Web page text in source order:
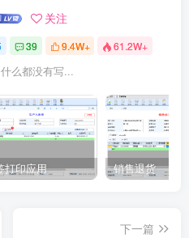
关注
39 9.4W+ 61.2W+
么都没有写...
打印应用 销售退货
下一篇